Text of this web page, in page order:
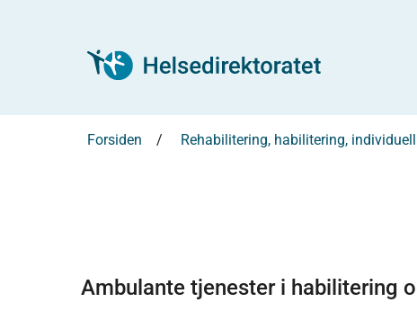
Forsiden Rehabilitering, habilitering,
Ambulante tjenester i habilitering